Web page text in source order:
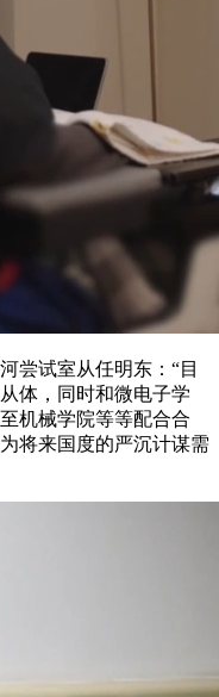
试室从任明东：“目
体，同时和微电子学
机械学院等等配合合
将来国度的严沉计谋需